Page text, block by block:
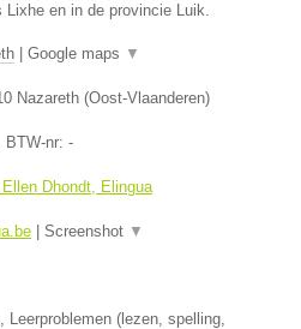
Lixhe en in de provincie Luik.
Google maps ▼
Nazareth (Oost-Vlaanderen)
BTW-nr: -
Dhondt, Elingua
Screenshot ▼
Leerproblemen (lezen, spelling,